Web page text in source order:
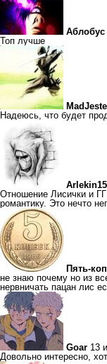
Аблобус
Топ лучше
Надеюсь, что будет
Отношение Лисички и
романтику. Это нечто
Пять-
не знаю почему но из
нервничать пацан лис
Goar 13
Довольно интересно,